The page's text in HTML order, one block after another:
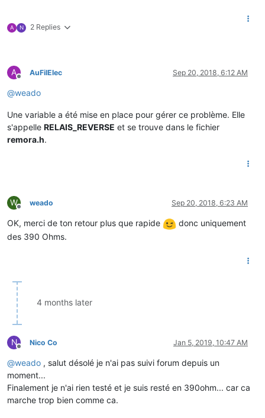
A N 2 Replies
A
Offline
AuFilElec Sep 20, 2018, 6:12 AM
@weado
Une variable a été mise en place pour gérer ce problème. Elle
s'appelle RELAIS_REVERSE et se trouve dans le fichier
remora.h.
W
Offline
weado Sep 20, 2018, 6:23 AM
OK, merci de ton retour plus que rapide
donc uniquement
des 390 Ohms.
4 months later
N
Offline
Nico Co Jan 5, 2019, 10:47 AM
@weado , salut désolé je n'ai pas suivi forum depuis un
moment...
Finalement je n'ai rien testé et je suis resté en 390ohm... car ca
marche trop bien comme ca.